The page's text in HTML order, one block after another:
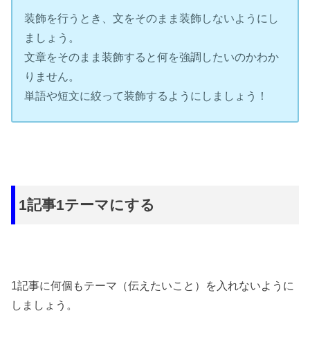
装飾を行うとき、文をそのまま装飾しないようにし
ましょう。
文章をそのまま装飾すると何を強調したいのかわか
りません。
単語や短文に絞って装飾するようにしましょう！
1記事1テーマにする
1記事に何個もテーマ（伝えたいこと）を入れないように
しましょう。